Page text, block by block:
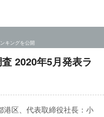
キングを公開
2020年5月発表ラ
港区、代表取締役社長：小